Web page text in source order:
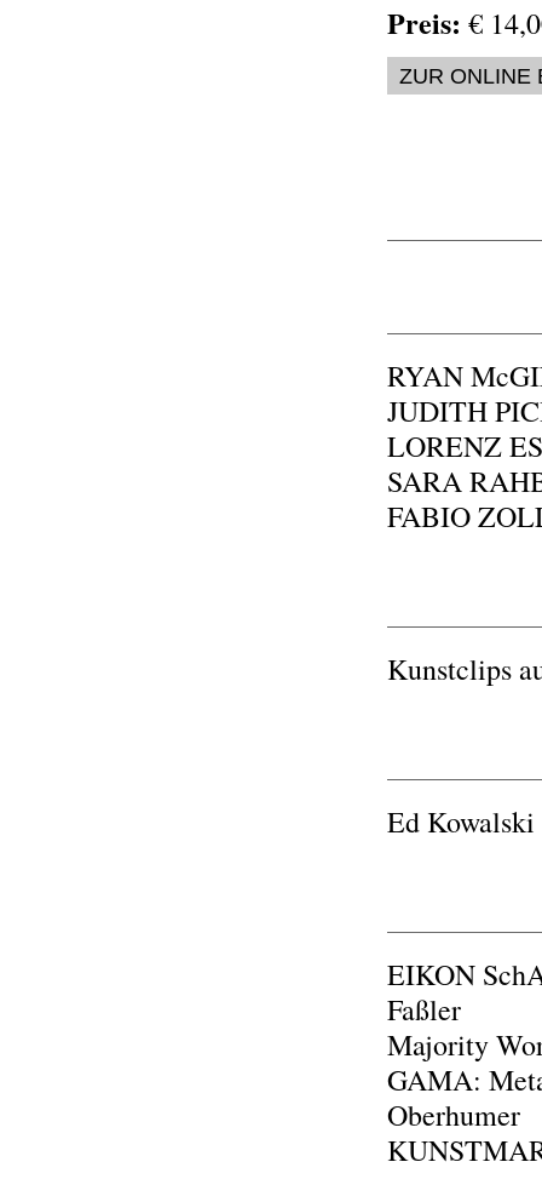
Preis: €
ZUR ONLINE
RYAN
JUDITH
LORENZ
SARA
FABIO
Kunstclips
Ed
EIKON
Faßler
Majority
GAMA:
Oberhumer